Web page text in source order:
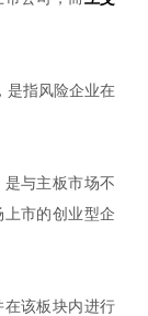
是指风险企业在
与主板市场不
市的创业型企
该板块内进行